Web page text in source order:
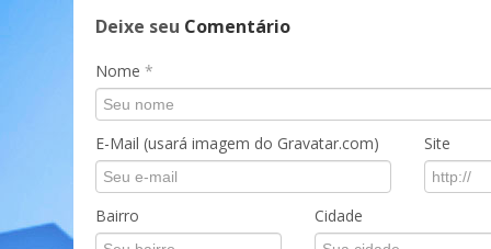
Deixe seu Comentário
Nome *
E-Mail (usará imagem do Gravatar.com) Site
Bairro Cidade